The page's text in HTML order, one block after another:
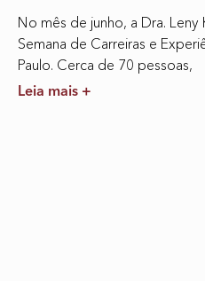
No mês de junho, a Dra.
Semana de Carreiras e
Paulo. Cerca de 70 pessoas,
Leia mais +